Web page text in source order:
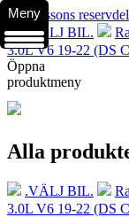
.VÄLJ BIL.
3.0L V6 19-22 (DS
Öppna
produktmeny
Alla
.VÄLJ BIL.
3.0L V6 19-22 (DS
Meny